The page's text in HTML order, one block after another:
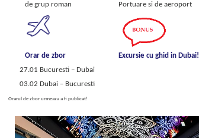
grup roman
Portuare si de aeroport
de zbor
Bucuresti – Dubai
Dubai – Bucuresti
de zbor urmeaza a fi publicat!
Excursie cu ghid in Dubai!